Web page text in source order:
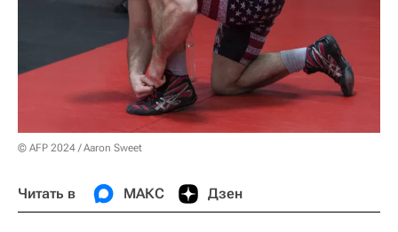
© AFP 2024 / Aaron Sweet
Читать в МАКС Дзен